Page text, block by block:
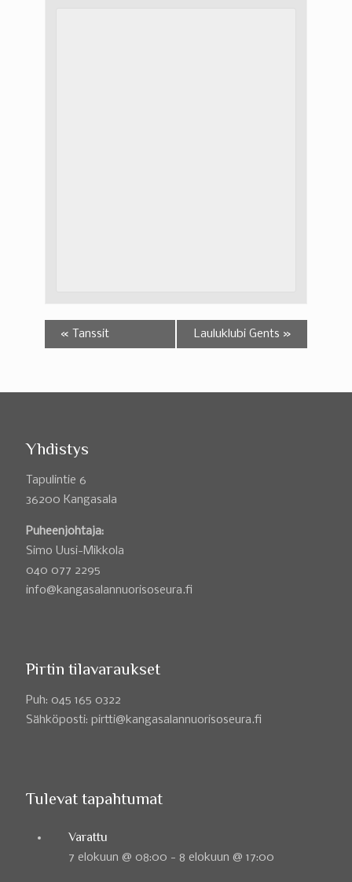
« Tanssit Lauluklubi Gents »
Yhdistys
Tapulintie 6
36200 Kangasala
Puheenjohtaja:
Simo Uusi-Mikkola
040 077 2295
info@kangasalannuorisoseura.fi
Pirtin tilavaraukset
Puh: 045 165 0322
Sähköposti: pirtti@kangasalannuorisoseura.fi
Tulevat tapahtumat
Varattu
7 elokuun @ 08:00 - 8 elokuun @ 17:00